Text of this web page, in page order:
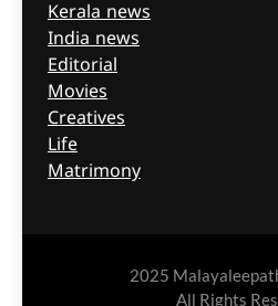
Kerala news
India news
Editorial
Movies
Creatives
Life
Matrimony
2025
All Rights